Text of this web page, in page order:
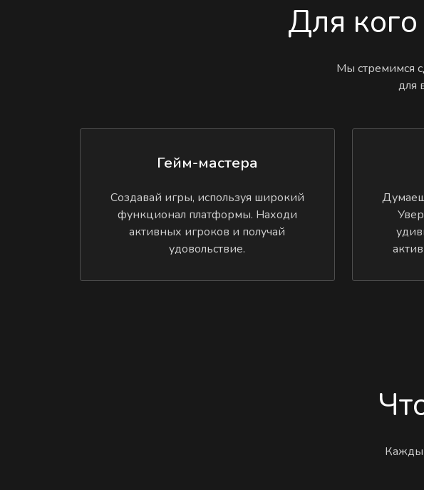
Для
Мы стремимся
для
Гейм-мастера
Создавай игры, используя широкий
функционал платформы. Находи
активных игроков и получай
удовольствие.